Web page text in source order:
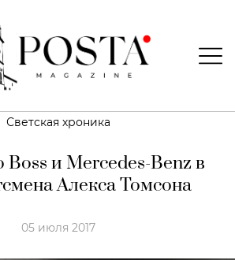
Светская хроника
и Mercedes-Benz в
Алекса Томсона
05 июля 2017